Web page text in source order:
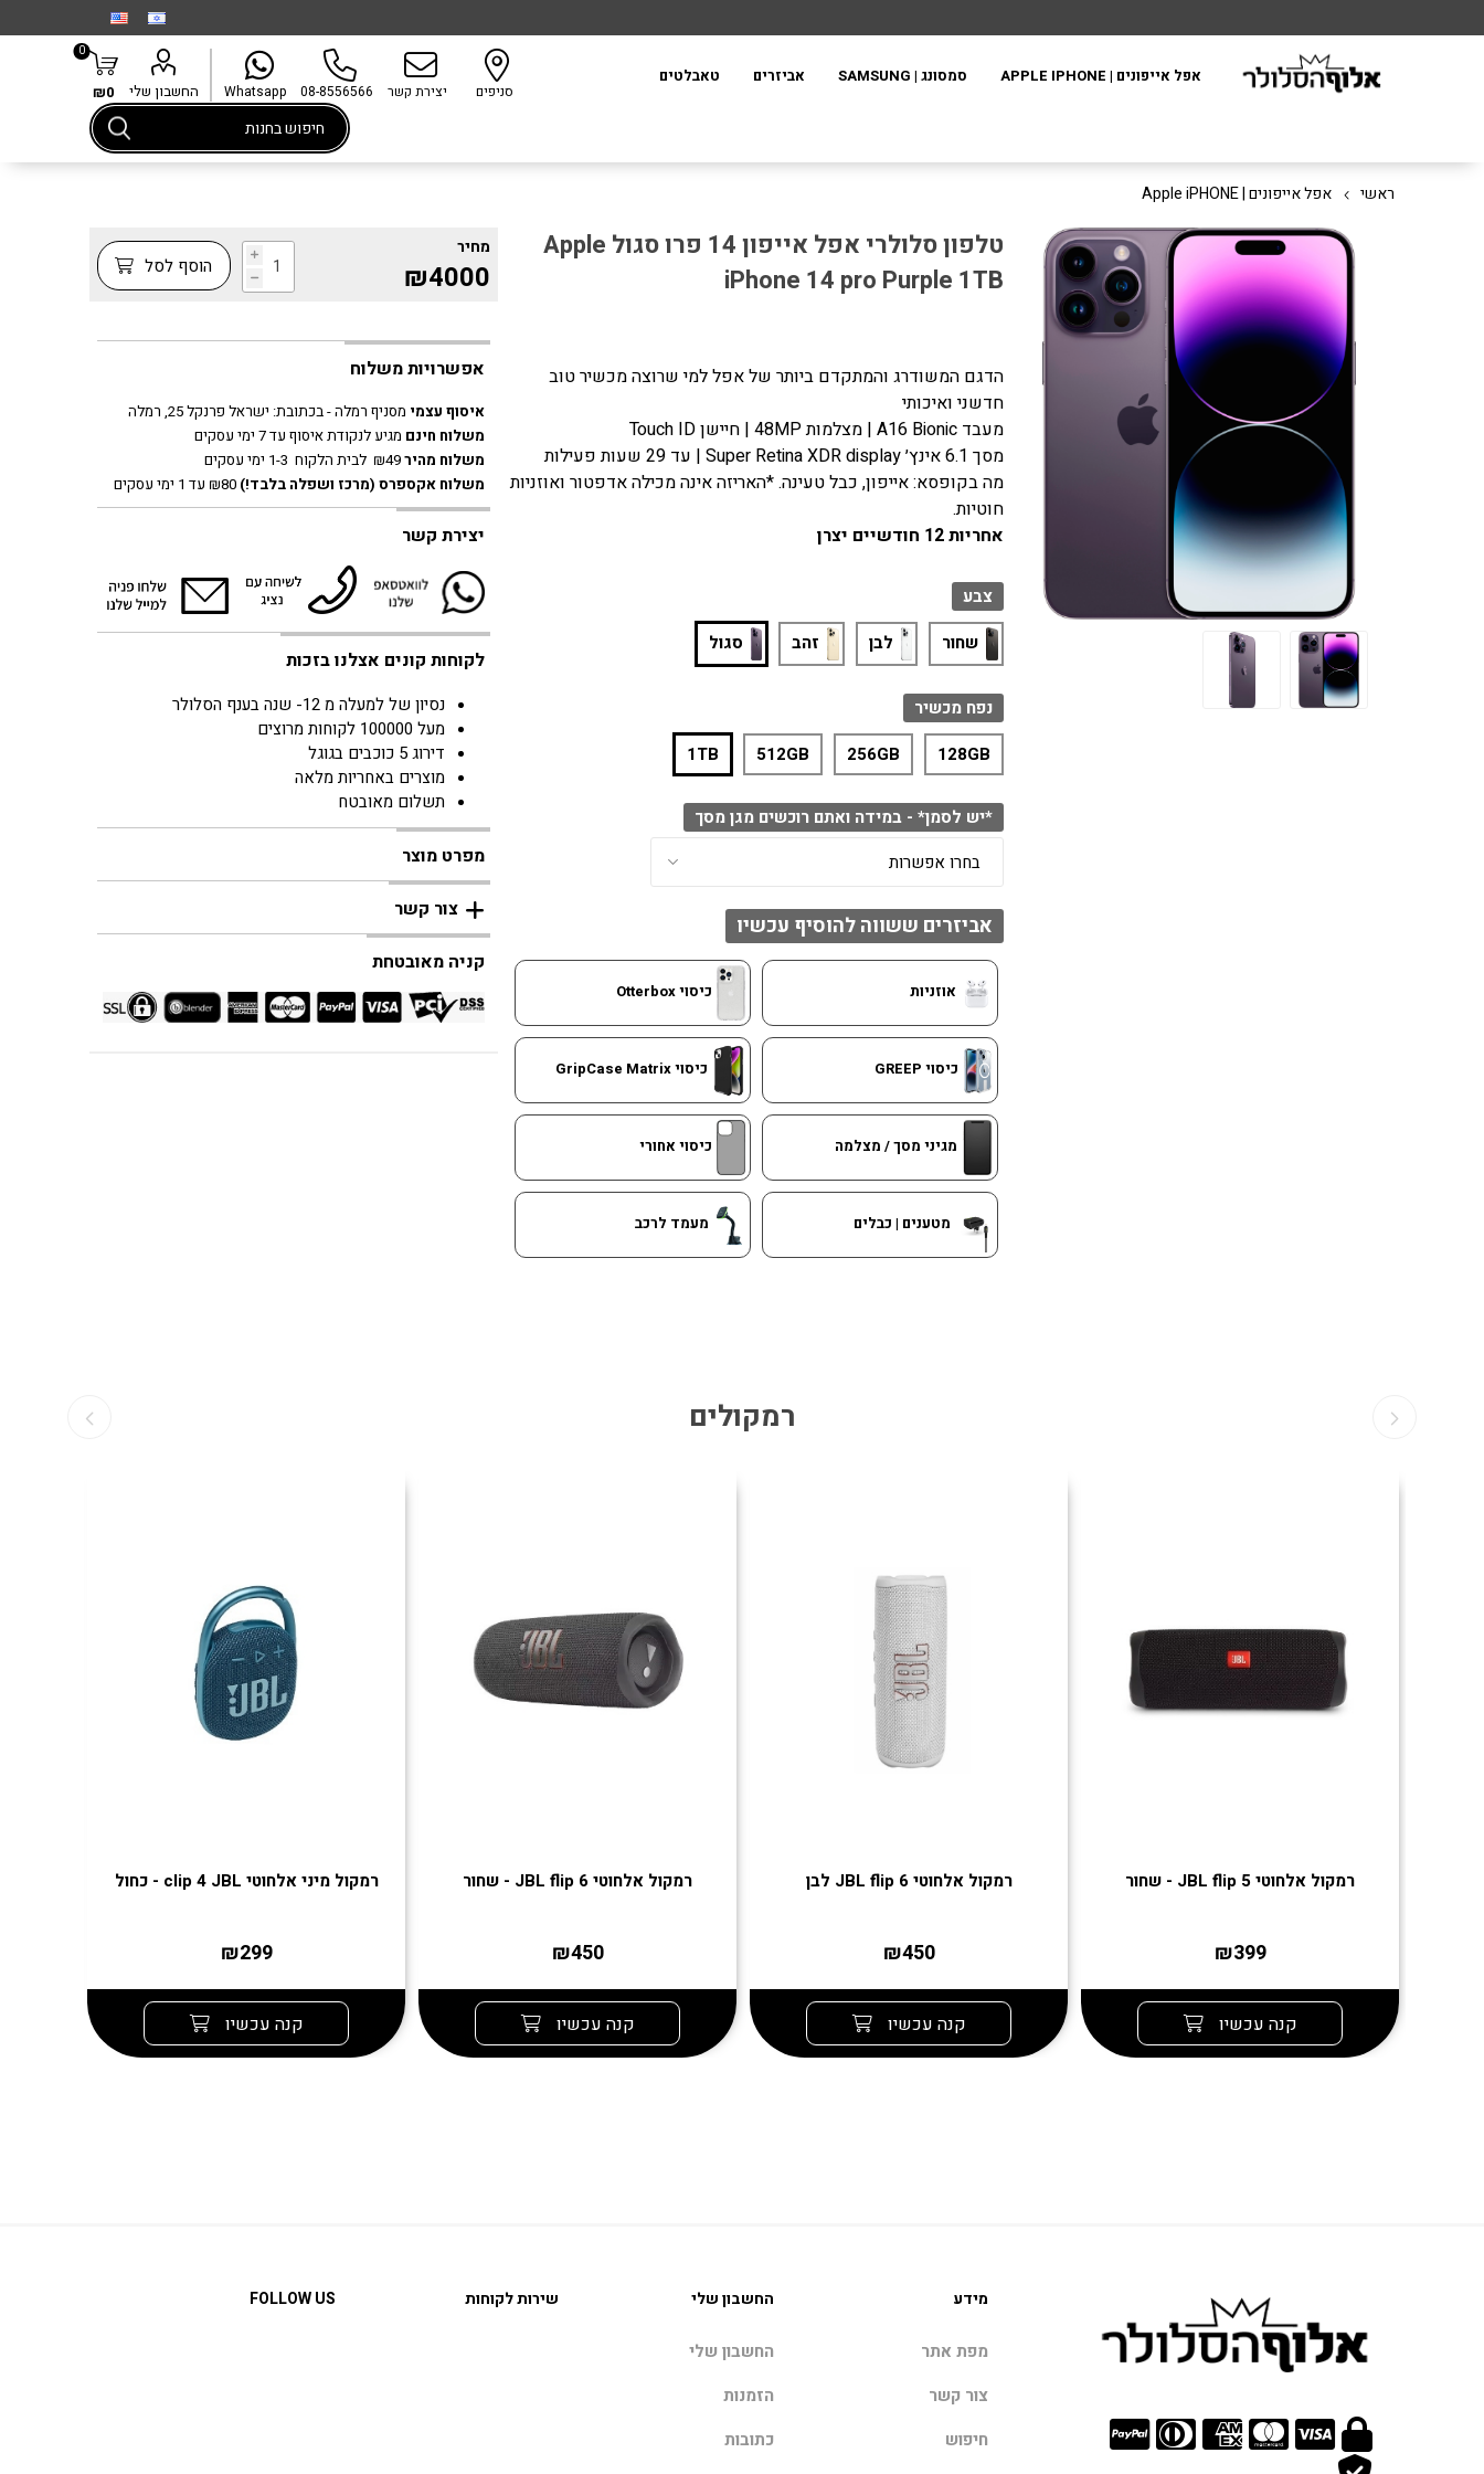
אפל אייפונים | APPLE IPHONE סמסונג | SAMSUNG אביזרים טאבלטים
סניפים יצירת קשר 08-8556566
Whatsapp החשבון שלי
0
₪0
ראשי אפל אייפונים | Apple iPHONE
טלפון סלולרי אפל אייפון 14 פרו סגול Apple
iPhone 14 pro Purple 1TB
הדגם המשודרג והמתקדם ביותר של אפל למי שרוצה מכשיר טוב
חדשני ואיכותי
מעבד A16 Bionic | מצלמות 48MP | חיישן Touch ID
מסך 6.1 אינץ׳ Super Retina XDR display | עד 29 שעות פעילות
מה בקופסא: אייפון, כבל טעינה. *האריזה אינה מכילה אדפטור ואוזניות
חוטיות.
אחריות 12 חודשיים יצרן
צבע
שחור
לבן זהב סגול
נפח מכשיר
128GB
256GB
512GB
1TB
*יש לסמן* - במידה ואתם רוכשים מגן מסך
אביזרים ששווה להוסיף עכשיו
אוזניות כיסוי Otterbox
כיסוי GREEP כיסוי GripCase Matrix
מגיני מסך / מצלמה כיסוי אחורי
מטענים | כבלים מעמד לרכב
מחיר
₪4000
i
h הוסף לסל
אפשרויות משלוח
איסוף עצמי מסניף רמלה - בכתובת: ישראל פרנקל 25, רמלה
משלוח חינם מגיע לנקודת איסוף עד 7 ימי עסקים
משלוח מהיר₪49 לבית הלקוח 1-3 ימי עסקים
משלוח אקספרס (מרכז ושפלה בלבד!) ₪80 עד 1 ימי עסקים
יצירת קשר
לקוחות קונים אצלנו בזכות
נסיון של למעלה מ 12- שנה בענף הסלולר
מעל 100000 לקוחות מרוצים
דירוג 5 כוכבים בגוגל
מוצרים באחריות מלאה
תשלום מאובטח
מפרט מוצר
צור קשר
קניה מאובטחת
רמקולים
רמקול אלחוטי JBL flip 5 - שחור
₪399
קנה עכשיו
רמקול אלחוטי JBL flip 6 לבן
₪450
קנה עכשיו
רמקול אלחוטי JBL flip 6 - שחור
₪450
קנה עכשיו
רמקול מיני אלחוטי clip 4 JBL - כחול
₪299
קנה עכשיו
מידע
מפת אתר
צור קשר
חיפוש
החשבון שלי
החשבון שלי
הזמנות
כתובות
שירות לקוחות FOLLOW US